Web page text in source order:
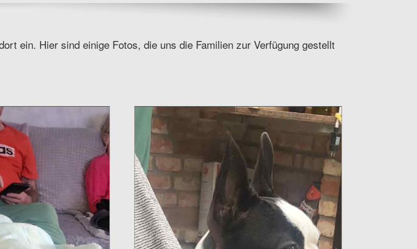
ein. Hier sind einige Fotos, die uns die Familien zur Verfügung gestellt